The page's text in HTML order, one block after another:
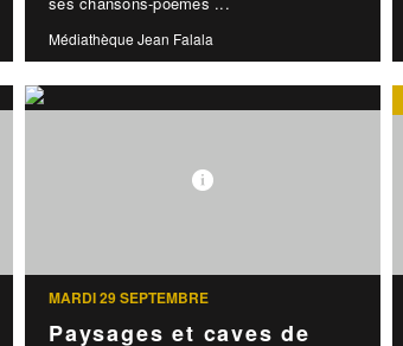
Médiathèque Jean Falala
MARDI 29 SEPTEMBRE
Paysages et caves de